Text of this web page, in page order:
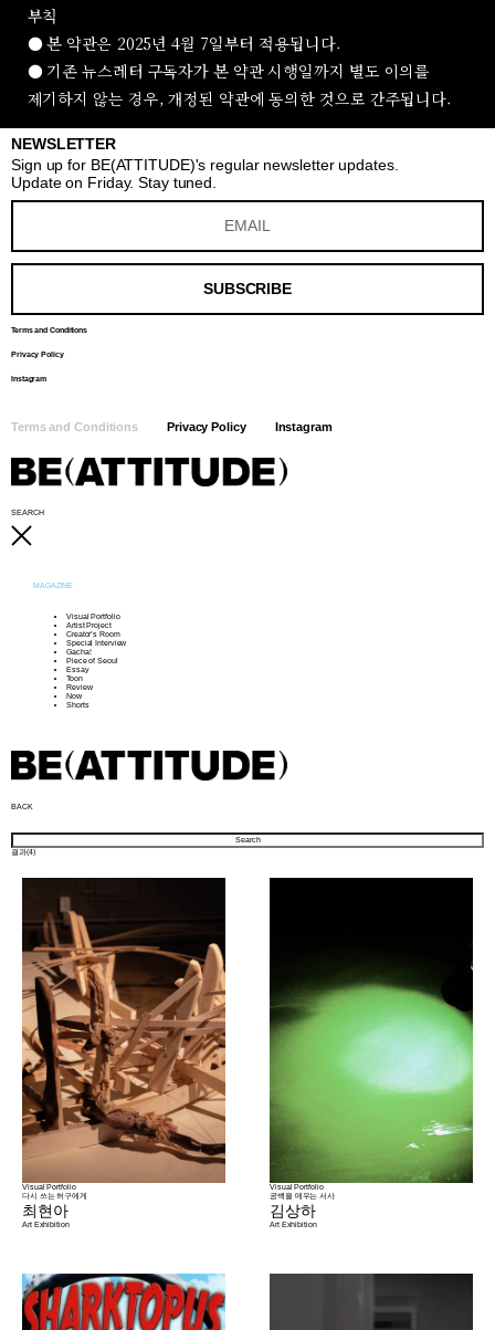
부칙
● 본 약관은 2025년 4월 7일부터 적용됩니다.
● 기존 뉴스레터 구독자가 본 약관 시행일까지 별도 이의를
제기하지 않는 경우, 개정된 약관에 동의한 것으로 간주됩니다.
NEWSLETTER
Sign up for BE(ATTITUDE)'s regular newsletter updates.
Update on Friday. Stay tuned.
SUBSCRIBE
Terms and Conditions
Privacy Policy
Instagram
Terms and Conditions Privacy Policy Instagram
SEARCH
MAGAZINE
Visual Portfolio
Artist Project
Creator’s Room
Special Interview
Gacha!
Piece of Seoul
Essay
Toon
Review
Now
Shorts
BACK
결과(4)
Visual Portfolio
다시 쓰는 허구에게
최현아
Art Exhibition
Visual Portfolio
공백을 메우는 서사
김상하
Art Exhibition